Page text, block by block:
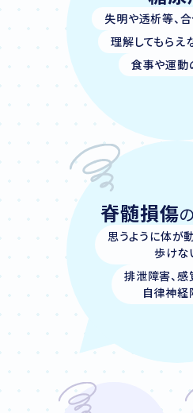
失明や透析等、
理解してもらえ
食事や運動
脊髄損傷
思うように体が
歩けな
排泄障害、感
自律神経